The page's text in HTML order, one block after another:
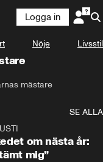
Logga in
Nöje Livsstil
mästare
SE ALLA
om nästa år:
mig”